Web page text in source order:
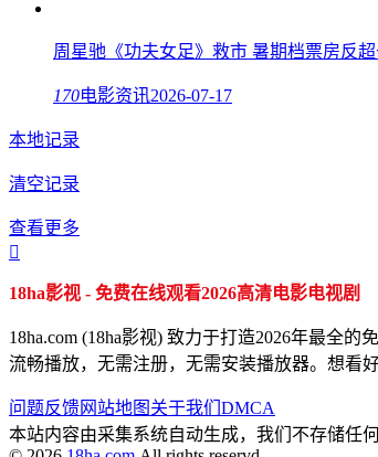
周星驰《功夫女足》救市 暑期档票房反
170电影资讯2026-07-17
本地记录
清空记录
查看更多

18ha影视 - 免费在线观看2026高清电影电视剧
18ha.com (18ha影视) 致力于打造2026年最全
流畅播放，无需注册，无需安装播放器。想看好
问题反馈网站地图 关于我们 DMCA
本站内容由采集系统自动生成，我们不存储任